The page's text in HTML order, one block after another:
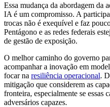
Essa mudança da abordagem da
IA é um compromisso. A
trocas não é exequível e faz
Pentágono e as redes federais
de gestão de exposição.
O melhor caminho do governo
acompanhar a inovação em
focar na resiliência operacional.
mitigação que considerem as
fronteira, especialmente se essas
adversários capazes.